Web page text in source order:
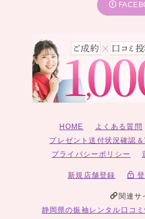
HOME よくある質問
プレゼント送付状況確認
プライバシーポリシー
新規店舗登録
関連サ
静岡県の振袖レンタル口コ